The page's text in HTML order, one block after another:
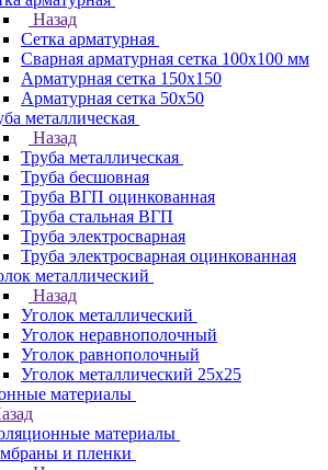
Назад
Сетка арматурная
Сварная арматурная сетка 100х100 мм
Арматурная сетка 150х150
Арматурная сетка 50х50
металлическая
Назад
Труба металлическая
Труба бесшовная
Труба ВГП оцинкованная
Труба стальная ВГП
Труба электросварная
Труба электросварная оцинкованная
металлический
Назад
Уголок металлический
Уголок неравнополочный
Уголок равнополочный
Уголок металлический 25х25
материалы
материалы
и пленки